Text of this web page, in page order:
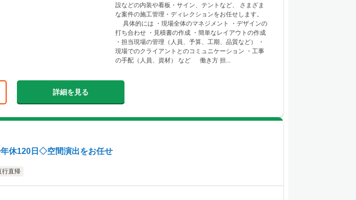
設などの内装や看板・サイン、テントなど、 さまざま
な案件の施工管理・ディレクションをお任せします。
具体的には ・現場全体のマネジメント ・デザインの
打ち合わせ ・見積書の作成 ・簡単なレイアウトの作成
・担当現場の管理（人員、予算、工期、品質など） ・
現場でのクライアントとのコミュニケーション ・工事
の手配（人員、資材） など 働き方 担...
詳細を見る
休120日◇空間演出をお任せ
行直帰